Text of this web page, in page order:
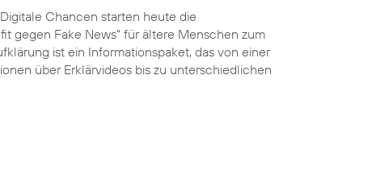
Chancen starten heute die
gegen Fake News“ für ältere Menschen zum
ist ein Informationspaket, das von einer
über Erklärvideos bis zu unterschiedlichen